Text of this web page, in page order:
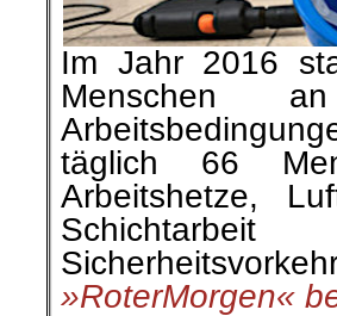
Im Jahr 2016
Menschen
täglich 66
Arbeitshetze,
»RoterMorgen«